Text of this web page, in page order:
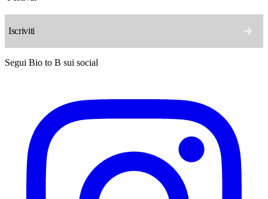
Segui Bio to B sui social